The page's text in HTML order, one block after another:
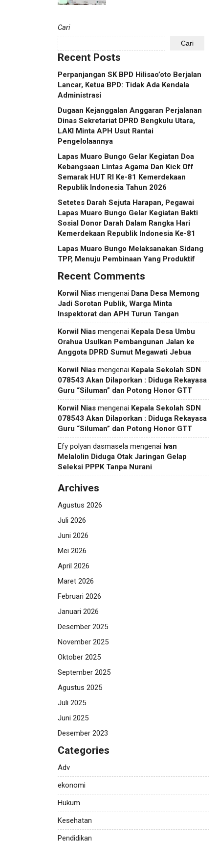
Cari
Cari
Recent Posts
Perpanjangan SK BPD Hilisao’oto Berjalan
Lancar, Ketua BPD: Tidak Ada Kendala
Administrasi
Dugaan Kejanggalan Anggaran Perjalanan
Dinas Sekretariat DPRD Bengkulu Utara,
LAKI Minta APH Usut Rantai
Pengelolaannya
Lapas Muaro Bungo Gelar Kegiatan Doa
Kebangsaan Lintas Agama Dan Kick Off
Semarak HUT RI Ke-81 Kemerdekaan
Republik Indonesia Tahun 2026
Setetes Darah Sejuta Harapan, Pegawai
Lapas Muaro Bungo Gelar Kegiatan Bakti
Sosial Donor Darah Dalam Rangka Hari
Kemerdekaan Republik Indonesia Ke-81
Lapas Muaro Bungo Melaksanakan Sidang
TPP, Menuju Pembinaan Yang Produktif
Recent Comments
Korwil Nias mengenai Dana Desa Memong
Jadi Sorotan Publik, Warga Minta
Inspektorat dan APH Turun Tangan
Korwil Nias mengenai Kepala Desa Umbu
Orahua Usulkan Pembangunan Jalan ke
Anggota DPRD Sumut Megawati Jebua
Korwil Nias mengenai Kepala Sekolah SDN
078543 Akan Dilaporkan : Diduga Rekayasa
Guru “Siluman” dan Potong Honor GTT
Korwil Nias mengenai Kepala Sekolah SDN
078543 Akan Dilaporkan : Diduga Rekayasa
Guru “Siluman” dan Potong Honor GTT
Efy polyan dasmasela mengenai Ivan
Melalolin Diduga Otak Jaringan Gelap
Seleksi PPPK Tanpa Nurani
Archives
Agustus 2026
Juli 2026
Juni 2026
Mei 2026
April 2026
Maret 2026
Februari 2026
Januari 2026
Desember 2025
November 2025
Oktober 2025
September 2025
Agustus 2025
Juli 2025
Juni 2025
Desember 2023
Categories
Adv
ekonomi
Hukum
Kesehatan
Pendidikan